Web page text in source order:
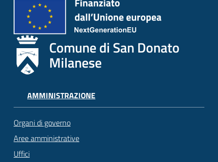
Comune di San Donato
Milanese
AMMINISTRAZIONE
Organi di governo
Aree amministrative
Uffici